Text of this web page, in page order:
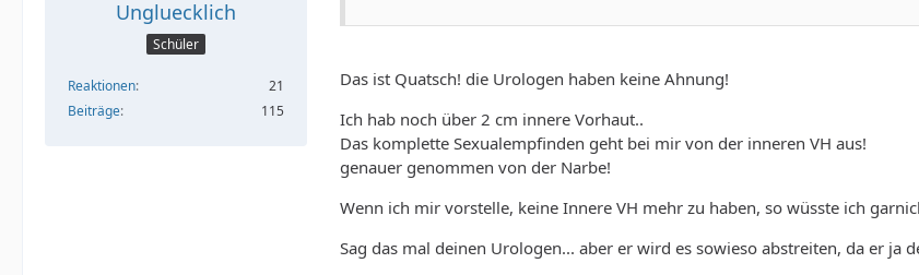
Ungluecklich
Schüler
Reaktionen
21
Beiträge
115
Das ist Quatsch! die Urologen haben keine Ahnung!
Ich hab noch über 2 cm innere Vorhaut..
Das komplette Sexualempfinden geht bei mir von der inneren VH aus!
genauer genommen von der Narbe!
Wenn ich mir vorstelle, keine Innere VH mehr zu haben, so wüsste ich
Sag das mal deinen Urologen... aber er wird es sowieso abstreiten, da er ja